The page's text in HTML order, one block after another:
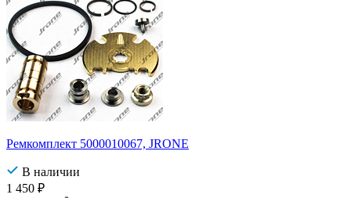
Ремкомплект 5000010067, JRONE
В наличии
1 450 ₽